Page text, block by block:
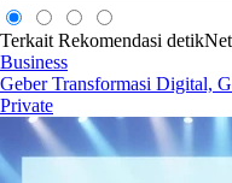
Terkait Rekomendasi
Business
Geber Transformasi Digital,
Private